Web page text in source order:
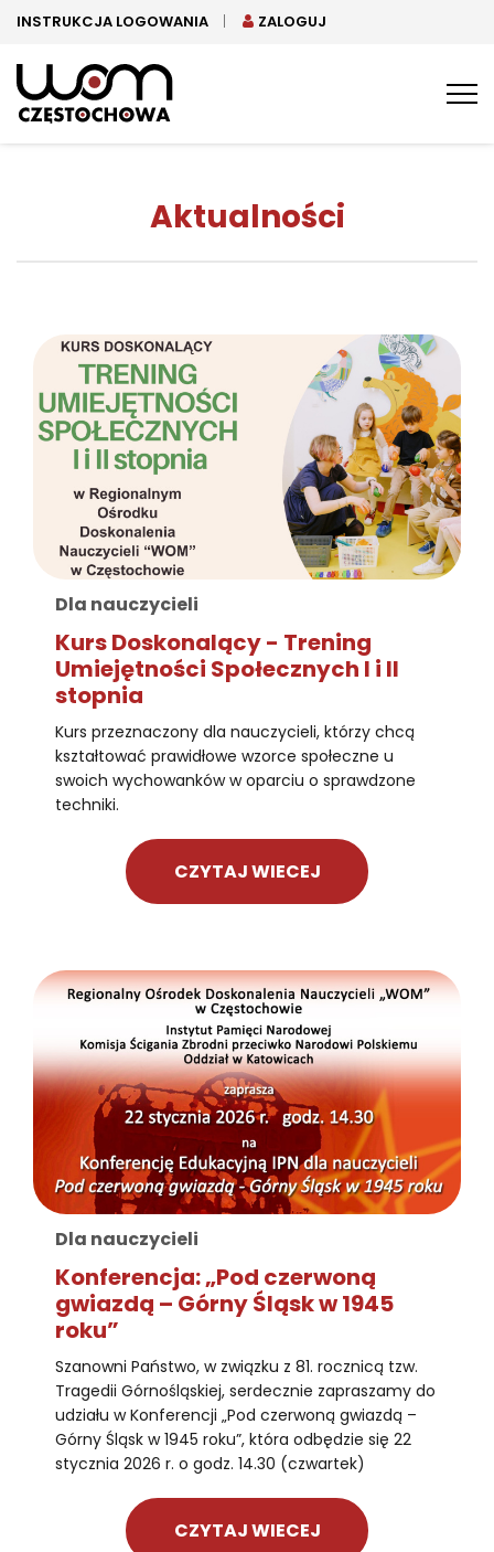
INSTRUKCJA LOGOWANIA ZALOGUJ
Aktualności
Dla nauczycieli
Kurs Doskonalący - Trening
Umiejętności Społecznych I i II
stopnia
Kurs przeznaczony dla nauczycieli, którzy chcą
kształtować prawidłowe wzorce społeczne u
swoich wychowanków w oparciu o sprawdzone
techniki.
CZYTAJ WIECEJ
Dla nauczycieli
Konferencja: „Pod czerwoną
gwiazdą – Górny Śląsk w 1945
roku”
Szanowni Państwo, w związku z 81. rocznicą tzw.
Tragedii Górnośląskiej, serdecznie zapraszamy do
udziału w Konferencji „Pod czerwoną gwiazdą –
Górny Śląsk w 1945 roku”, która odbędzie się 22
stycznia 2026 r. o godz. 14.30 (czwartek)
CZYTAJ WIECEJ